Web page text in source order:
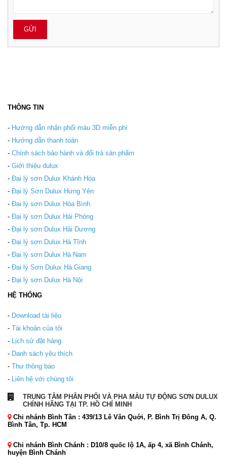
THÔNG TIN
- Hướng dẫn nhận phối màu 3D miễn phí
- Hướng dẫn thanh toán
- Chính sách bảo hành và đổi trả sản phẩm
- Giới thiệu dulux
- Đại lý sơn Dulux Khánh Hòa
- Đại lý Sơn Dulux Hưng Yên
- Đại lý sơn Dulux Hòa Bình
- Đại lý sơn Dulux Hải Phòng
- Đại lý sơn Dulux Hải Dương
- Đại lý sơn Dulux Hà Tĩnh
- Đại lý sơn Dulux Hà Nam
- Đại lý Sơn Dulux Hà Giang
- Đại lý sơn Dulux Hà Nội
HỆ THỐNG
- Download tài liệu
- Tài khoản của tôi
- Lịch sử đặt hàng
- Danh sách yêu thích
- Thư thông báo
- Liên hệ với chúng tôi
TRUNG TÂM PHÂN PHỐI VÀ PHA MÀU TỰ ĐỘNG SƠN DULUX
CHÍNH HÃNG TẠI TP. HỒ CHÍ MINH
Chi nhánh Bình Tân : 439/13 Lê Văn Quới, P. Bình Trị Đông A, Q.
Bình Tân, Tp. HCM
Chi nhánh Bình Chánh : D10/8 quốc lộ 1A, ấp 4, xã Bình Chánh,
huyện Bình Chánh